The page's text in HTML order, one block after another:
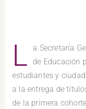
L
a Secretaría
de Educación
estudiantes y
a la entrega de
de la primera